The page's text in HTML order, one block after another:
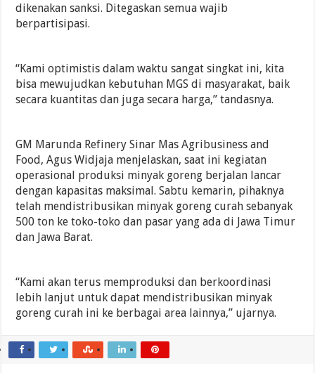
dikenakan sanksi. Ditegaskan semua wajib
berpartisipasi.
“Kami optimistis dalam waktu sangat singkat ini, kita
bisa mewujudkan kebutuhan MGS di masyarakat, baik
secara kuantitas dan juga secara harga,” tandasnya.
GM Marunda Refinery Sinar Mas Agribusiness and
Food, Agus Widjaja menjelaskan, saat ini kegiatan
operasional produksi minyak goreng berjalan lancar
dengan kapasitas maksimal. Sabtu kemarin, pihaknya
telah mendistribusikan minyak goreng curah sebanyak
500 ton ke toko-toko dan pasar yang ada di Jawa Timur
dan Jawa Barat.
“Kami akan terus memproduksi dan berkoordinasi
lebih lanjut untuk dapat mendistribusikan minyak
goreng curah ini ke berbagai area lainnya,” ujarnya.